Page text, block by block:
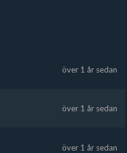
över 1 år sedan
över 1 år sedan
över 1 år sedan